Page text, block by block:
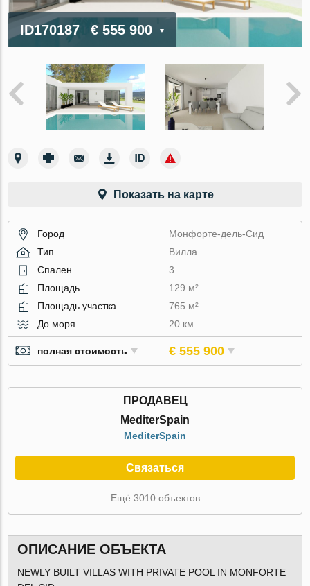
ID170187 € 555 900
Показать на карте
Город
Монфорте-дель-Сид
Тип
Вилла
Спален
3
Площадь
129 м²
Площадь участка
765 м²
До моря
20 км
полная стоимость € 555 900
ПРОДАВЕЦ
MediterSpain
MediterSpain
Связаться
Ещё 3010 объектов
ОПИСАНИЕ ОБЪЕКТА
NEWLY BUILT VILLAS WITH PRIVATE POOL IN MONFORTE